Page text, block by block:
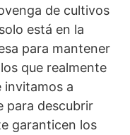
de cultivos
está en la
para mantener
que realmente
invitamos a
para descubrir
garanticen los